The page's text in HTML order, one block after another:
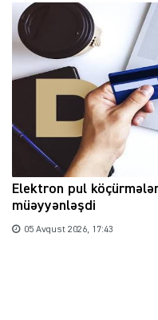
Elektron pul
müəyyənləşdi
05 Avqust 2026, 17:43